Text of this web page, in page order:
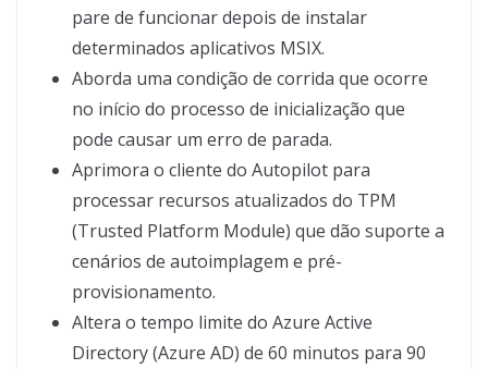
pare de funcionar depois de instalar
determinados aplicativos MSIX.
Aborda uma condição de corrida que ocorre
no início do processo de inicialização que
pode causar um erro de parada.
Aprimora o cliente do Autopilot para
processar recursos atualizados do TPM
(Trusted Platform Module) que dão suporte a
cenários de autoimplagem e pré-
provisionamento.
Altera o tempo limite do Azure Active
Directory (Azure AD) de 60 minutos para 90